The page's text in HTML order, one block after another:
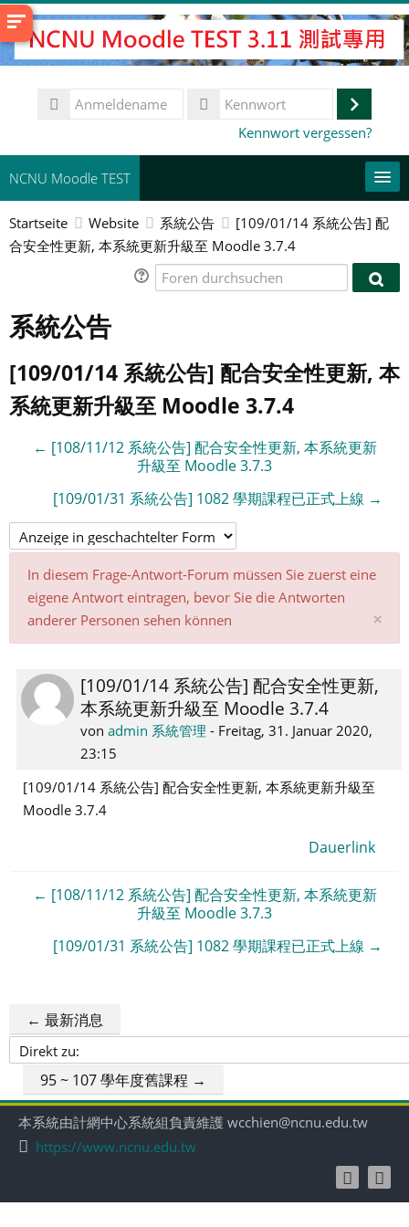
Zum
Hauptinhalt
Anmeldename
Kennwort vergessen?
NCNU Moodle TEST
常用連結
Startseite Website 系統公告
[109/01/14 系統公告] 配
合安全性更新, 本系統更新升級至 Moodle 3.7.4
Foren
系統公告
[109/01/14 系統公告] 配合安全性更新, 本
系統更新升級至 Moodle 3.7.4
← [108/11/12 系統公告] 配合安全性更新, 本系統更新
升級至 Moodle 3.7.3
[109/01/31 系統公告] 1082 學期課程已正式上線 →
In diesem Frage-Antwort-Forum müssen Sie zuerst eine
eigene Antwort eintragen, bevor Sie die Antworten
anderer Personen sehen können
×
[109/01/14 系統公告] 配合安全性更新,
本系統更新升級至 Moodle 3.7.4
von admin 系統管理 - Freitag, 31. Januar 2020,
23:15
Anzahl
Antworten:
0
[109/01/14 系統公告] 配合安全性更新, 本系統更新升級至
Moodle 3.7.4
Dauerlink
← [108/11/12 系統公告] 配合安全性更新, 本系統更新
升級至 Moodle 3.7.3
[109/01/31 系統公告] 1082 學期課程已正式上線 →
← 最新消息
Direkt
95 ~ 107 學年度舊課程 →
本系統由計網中心系統組負責維護 wcchien@ncnu.edu.tw
https://www.ncnu.edu.tw